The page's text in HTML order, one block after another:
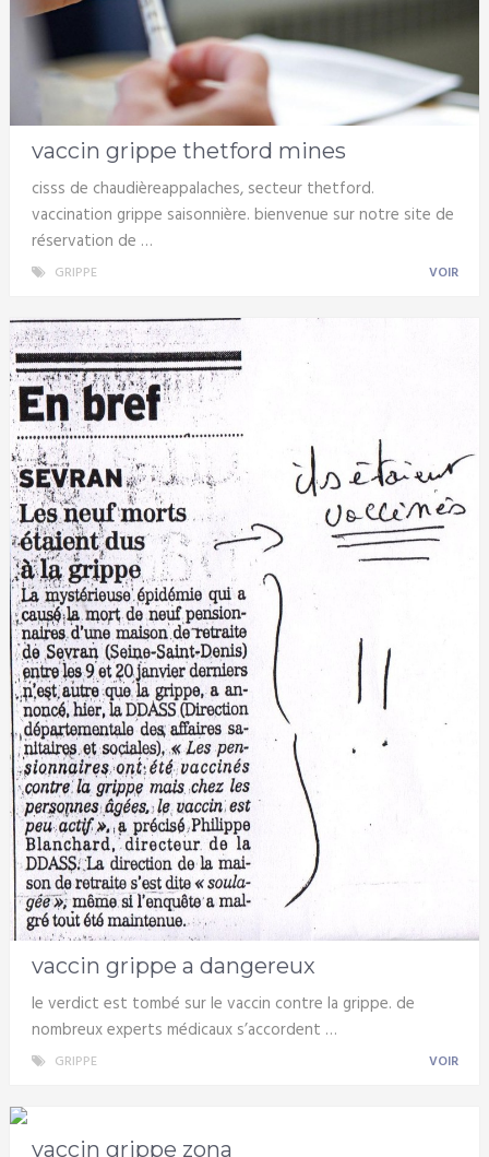
vaccin grippe thetford mines
cisss de chaudièreappalaches, secteur thetford.
vaccination grippe saisonnière. bienvenue sur notre site de
réservation de …
GRIPPE VOIR
vaccin grippe a dangereux
le verdict est tombé sur le vaccin contre la grippe. de
nombreux experts médicaux s’accordent …
GRIPPE VOIR
vaccin grippe zona